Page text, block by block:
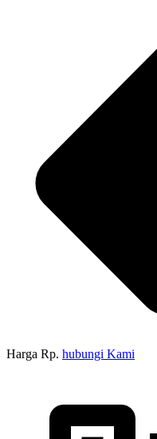
Harga Rp. hubungi Kami